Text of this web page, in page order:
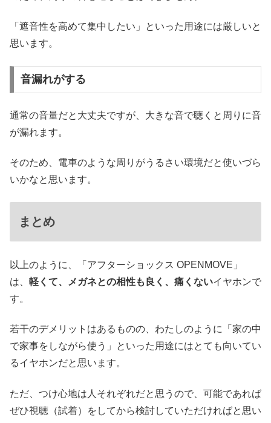
「遮音性を高めて集中したい」といった用途には厳しいと
思います。
音漏れがする
通常の音量だと大丈夫ですが、大きな音で聴くと周りに音
が漏れます。
そのため、電車のような周りがうるさい環境だと使いづら
いかなと思います。
まとめ
以上のように、「アフターショックス OPENMOVE」
は、 軽くて、メガネとの相性も良く、痛くないイヤホンで
す。
若干のデメリットはあるものの、わたしのように「家の中
で家事をしながら使う」といった用途にはとても向いてい
るイヤホンだと思います。
ただ、つけ心地は人それぞれだと思うので、可能であれば
ぜひ視聴（試着）をしてから検討していただければと思い